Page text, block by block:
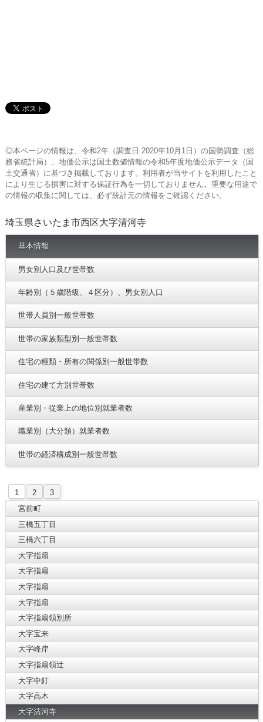
◎本ページの情報は、令和2年（調査日 2020年10月1日）の国勢調査（総
務省統計局）、地価公示は国土数値情報の令和5年度地価公示データ（国
土交通省）に基づき掲載しております。利用者が当サイトを利用したこと
により生じる損害に対する保証行為を一切しておりません。重要な用途で
の情報の収集に関しては、必ず統計元の情報をご確認ください。
埼玉県さいたま市西区大字清河寺
基本情報
男女別人口及び世帯数
年齢別（５歳階級、４区分）、男女別人口
世帯人員別一般世帯数
世帯の家族類型別一般世帯数
住宅の種類・所有の関係別一般世帯数
住宅の建て方別世帯数
産業別・従業上の地位別就業者数
職業別（大分類）就業者数
世帯の経済構成別一般世帯数
1 2
3
宮前町
三橋五丁目
三橋六丁目
大字指扇
大字指扇
大字指扇
大字指扇
大字指扇領別所
大字宝来
大字峰岸
大字指扇領辻
大字中釘
大字高木
大字清河寺